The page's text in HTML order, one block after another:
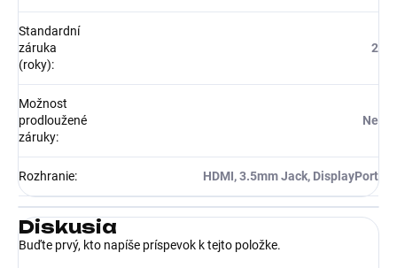
Standardní
záruka
(roky):
2
Možnost
prodloužené
záruky:
Ne
Rozhranie: HDMI, 3.5mm Jack, DisplayPort
Diskusia
Buďte prvý, kto napíše príspevok k tejto položke.